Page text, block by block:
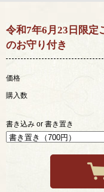
令和7年6月23日限定
のお守り付き
価格
購入数
書き込み or 書き置き